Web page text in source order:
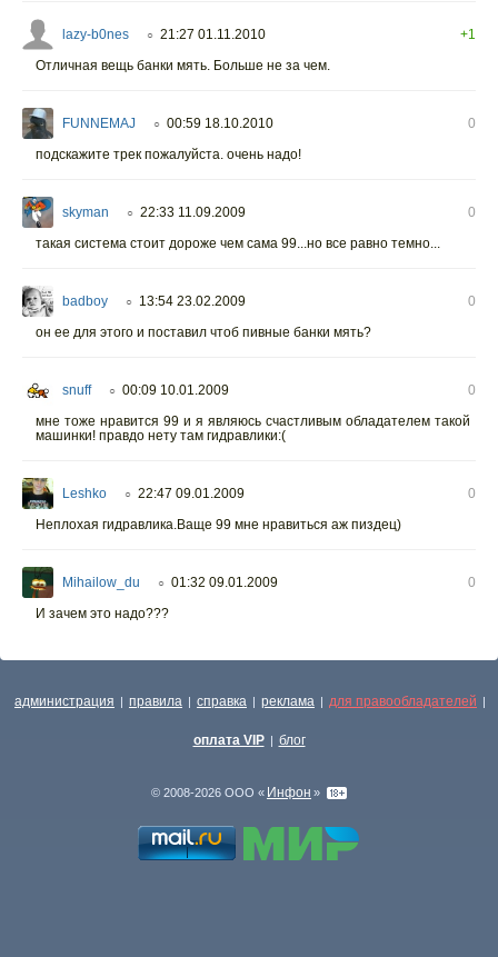
lazy-b0nes ○ 21:27 01.11.2010
+1
Отличная вещь банки мять. Больше не за чем.
FUNNEMAJ ○ 00:59 18.10.2010
0
подскажите трек пожалуйста. очень надо!
skyman ○ 22:33 11.09.2009
0
такая система стоит дороже чем сама 99...но все равно темно...
badboy ○ 13:54 23.02.2009
0
он ее для этого и поставил чтоб пивные банки мять?
snuff ○ 00:09 10.01.2009
0
мне тоже нравится 99 и я являюсь счастливым обладателем такой
машинки! правдо нету там гидравлики:(
Leshko ○ 22:47 09.01.2009
0
Неплохая гидравлика.Ваще 99 мне нравиться аж пиздец)
Mihailow_du ○ 01:32 09.01.2009
0
И зачем это надо???
администрация | правила | справка | реклама | для правообладателей |
оплата VIP | блог
© 2008-2026 ООО « Инфон »